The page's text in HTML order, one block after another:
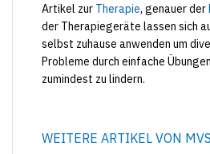
Artikel zur Therapie, genauer der
der Therapiegeräte lassen sich
selbst zuhause anwenden um
Probleme durch einfache
zumindest zu lindern.
WEITERE ARTIKEL VON